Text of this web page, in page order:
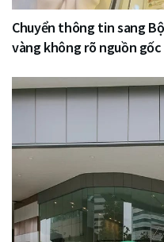
Chuyển thông tin sang
vàng không rõ nguồn